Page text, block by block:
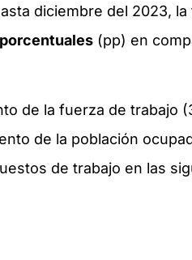
diciembre del 2023,
(pp) en
de la fuerza de trabajo
de la población
de trabajo en las